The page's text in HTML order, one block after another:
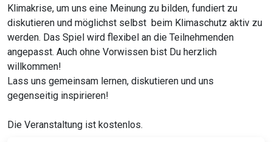
Klimakrise, um uns eine Meinung zu bilden, fundiert zu
diskutieren und möglichst selbst beim Klimaschutz aktiv zu
werden. Das Spiel wird flexibel an die Teilnehmenden
angepasst. Auch ohne Vorwissen bist Du herzlich
willkommen!
Lass uns gemeinsam lernen, diskutieren und uns
gegenseitig inspirieren!
Die Veranstaltung ist kostenlos.